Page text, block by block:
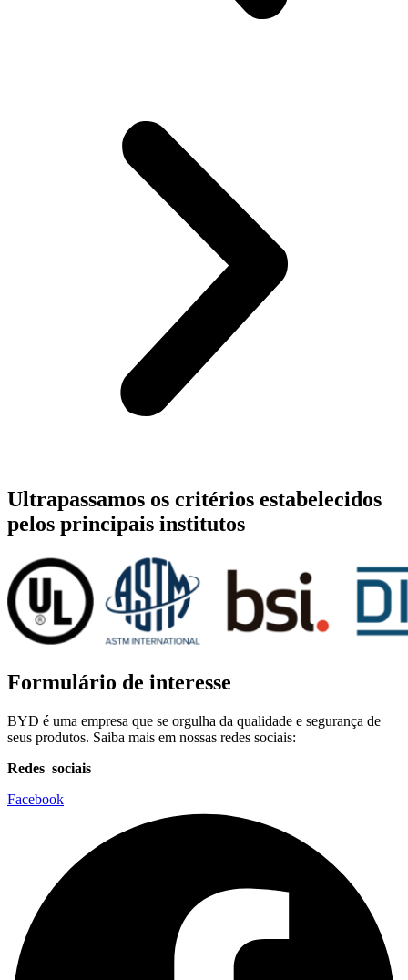
Ultrapassamos os critérios estabelecidos
pelos principais institutos
Formulário de interesse
BYD é uma empresa que se orgulha da qualidade e segurança de
seus produtos. Saiba mais em nossas redes sociais:
Redes sociais
Facebook